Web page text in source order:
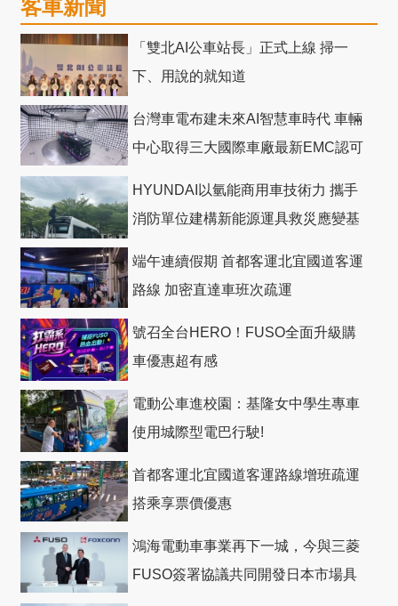
客車新聞
「雙北AI公車站長」正式上線 掃一
下、用說的就知道
台灣車電布建未來AI智慧車時代 車輛
中心取得三大國際車廠最新EMC認可
HYUNDAI以氫能商用車技術力 攜手
消防單位建構新能源運具救災應變基
端午連續假期 首都客運北宜國道客運
路線 加密直達車班次疏運
號召全台HERO！FUSO全面升級購
車優惠超有感
電動公車進校園：基隆女中學生專車
使用城際型電巴行駛!
首都客運北宜國道客運路線增班疏運
搭乘享票價優惠
鴻海電動車事業再下一城，今與三菱
FUSO簽署協議共同開發日本市場具